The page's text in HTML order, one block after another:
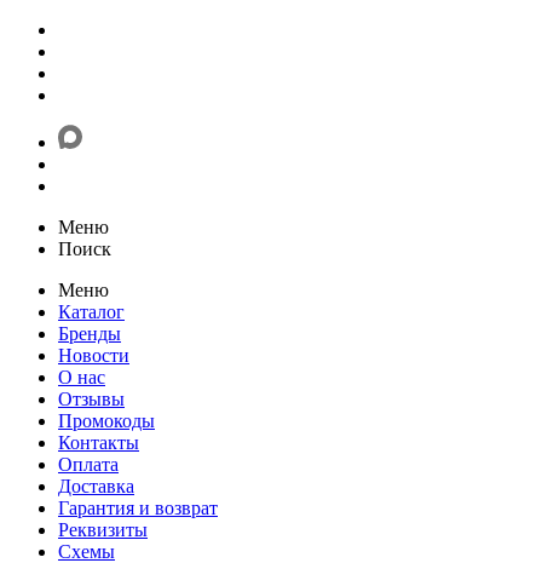
Меню
Поиск
Меню
Каталог
Бренды
Новости
О нас
Отзывы
Промокоды
Контакты
Оплата
Доставка
Гарантия и возврат
Реквизиты
Схемы